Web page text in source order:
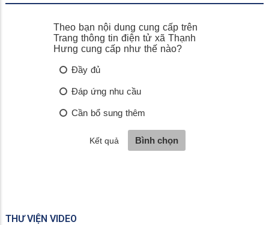
THƯ VIỆN VIDEO